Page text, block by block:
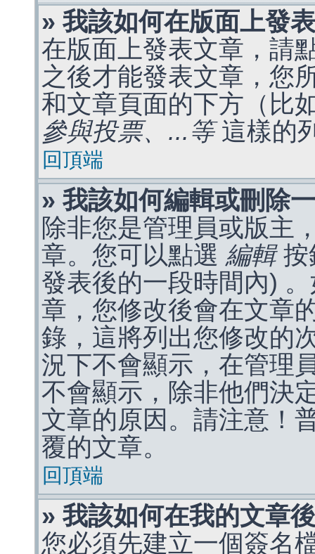
» 我該如何在版面上發
在版面上發表文章，請
之後才能發表文章，您
和文章頁面的下方（比
參與投票、...等這樣的
回頂端
» 我該如何編輯或刪除
除非您是管理員或版主
章。您可以點選 編輯按
發表後的一段時間內)
章，您修改後會在文章
錄，這將列出您修改的
況下不會顯示，在管理
不會顯示，除非他們決
文章的原因。請注意！
覆的文章。
回頂端
» 我該如何在我的文章
您必須先建立一個簽名